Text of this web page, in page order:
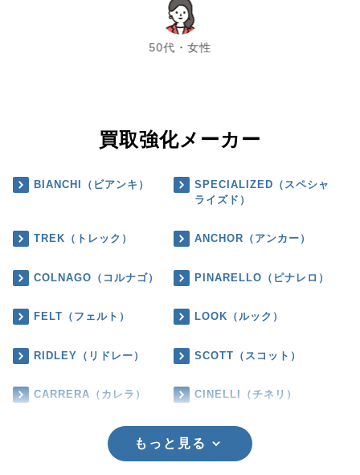
50代・女性
chevron_left chevron_right
買取強化メーカー
BIANCHI（ビアンキ）
SPECIALIZED（スペシャ
ライズド）
TREK（トレック） ANCHOR（アンカー）
COLNAGO（コルナゴ） PINARELLO（ピナレロ）
FELT（フェルト） LOOK（ルック）
RIDLEY（リドレー） SCOTT（スコット）
CARRERA（カレラ） CINELLI（チネリ）
もっと見る